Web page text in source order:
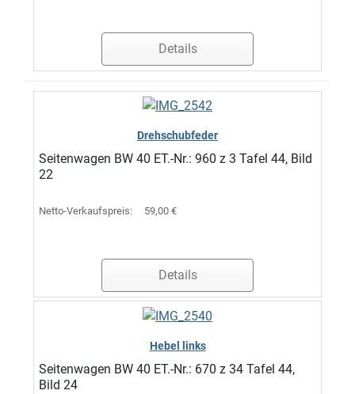
Details
Drehschubfeder
Seitenwagen BW 40 ET.-Nr.: 960 z 3 Tafel 44, Bild
22
Netto-Verkaufspreis: 59,00 €
Details
Hebel links
Seitenwagen BW 40 ET.-Nr.: 670 z 34 Tafel 44,
Bild 24